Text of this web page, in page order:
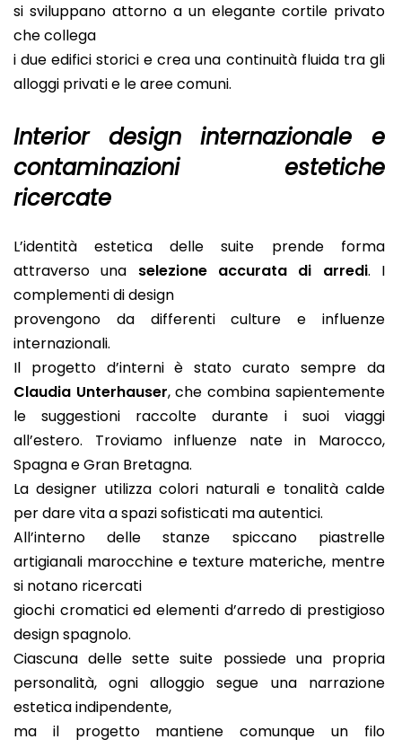
si sviluppano attorno a un elegante cortile privato
che collega
i due edifici storici e crea una continuità fluida tra gli
alloggi privati e le aree comuni.
Interior design internazionale e
contaminazioni estetiche
ricercate
L’identità estetica delle suite prende forma
attraverso una selezione accurata di arredi. I
complementi di design
provengono da differenti culture e influenze
internazionali.
Il progetto d’interni è stato curato sempre da
Claudia Unterhauser, che combina sapientemente
le suggestioni raccolte durante i suoi viaggi
all’estero. Troviamo influenze nate in Marocco,
Spagna e Gran Bretagna.
La designer utilizza colori naturali e tonalità calde
per dare vita a spazi sofisticati ma autentici.
All’interno delle stanze spiccano piastrelle
artigianali marocchine e texture materiche, mentre
si notano ricercati
giochi cromatici ed elementi d’arredo di prestigioso
design spagnolo.
Ciascuna delle sette suite possiede una propria
personalità, ogni alloggio segue una narrazione
estetica indipendente,
ma il progetto mantiene comunque un filo